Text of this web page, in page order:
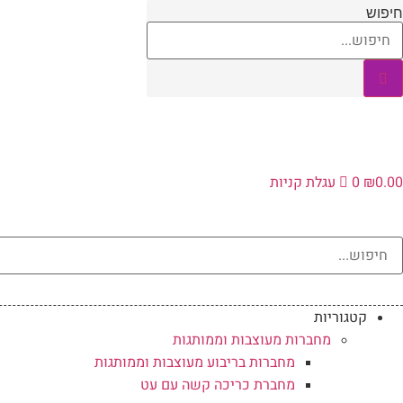
דלג
לתוכן
חיפוש
₪0.00
0 עגלת קניות
קטגוריות
מחברות מעוצבות וממותגות
מחברות בריבוע מעוצבות וממותגות
מחברת כריכה קשה עם עט